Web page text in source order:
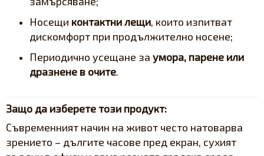
Носещи контактни лещи, които изпитват
дискомфорт при продължително носене;
Периодично усещане за умора, парене или
дразнене в очите.
Защо да изберете този продукт:
Съвременният начин на живот често натоварва
зрението – дългите часове пред екран, сухият